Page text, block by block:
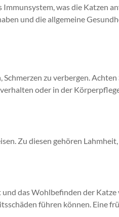
was die Katzen
und die allgemeine
zu verbergen.
oder in der
Zu diesen gehören
das Wohlbefinden der
führen können. Eine